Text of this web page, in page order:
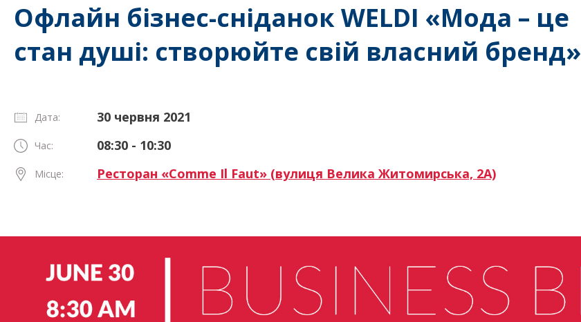
Офлайн бізнес-сніданок WELDI «Мода – це
стан душі: створюйте свій власний бренд»
Дата: 30 червня 2021
Час: 08:30 - 10:30
Місце: Ресторан «Comme Il Faut» (вулиця Велика Житомирська, 2А)